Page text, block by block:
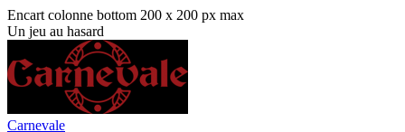
Encart colonne bottom 200 x 200 px max
Un jeu au hasard
Carnevale